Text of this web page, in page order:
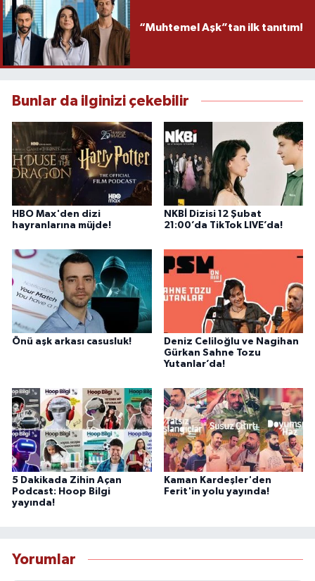
“Muhtemel Aşk”tan ilk tanıtım!
Bunlar da ilginizi çekebilir
HBO Max'den dizi
hayranlarına müjde!
NKBİ Dizisi 12 Şubat
21:00’da TikTok LIVE’da!
Önü aşk arkası casusluk!
Deniz Celiloğlu ve Nagihan
Gürkan Sahne Tozu
Yutanlar’da!
5 Dakikada Zihin Açan
Podcast: Hoop Bilgi
yayında!
Kaman Kardeşler'den
Ferit'in yolu yayında!
Yorumlar